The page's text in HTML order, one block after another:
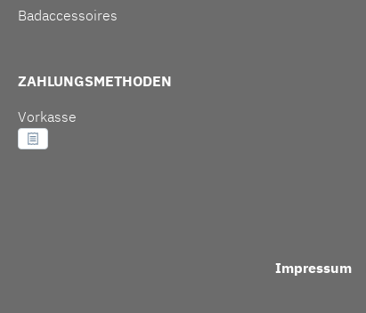
Badaccessoires
ZAHLUNGSMETHODEN
Vorkasse
Impressum